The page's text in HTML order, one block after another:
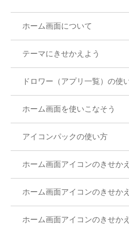
ホーム画面について
テーマにきせかえよう
ドロワー（アプリ一覧）の使
ホーム画面を使いこなそう
アイコンパックの使い方
ホーム画面アイコンのきせか
ホーム画面アイコンのきせか
ホーム画面アイコンのきせか